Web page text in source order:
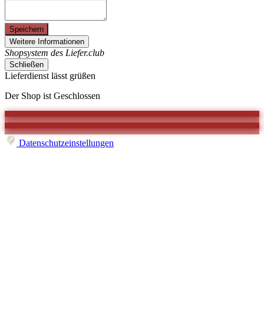
Speichern
Weitere Informationen
Shopsystem des Liefer.club
Schließen
Lieferdienst lässt grüßen
Der Shop ist Geschlossen
Datenschutzeinstellungen